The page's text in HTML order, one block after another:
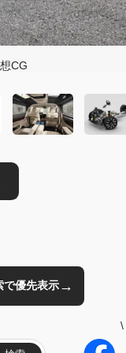
CG
優先表示→
\